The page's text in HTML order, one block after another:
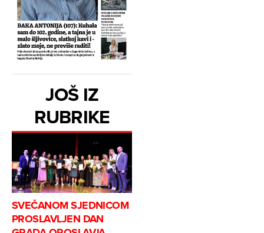
JOŠ IZ
RUBRIKE
SVEČANOM SJEDNICOM
PROSLAVLJEN DAN